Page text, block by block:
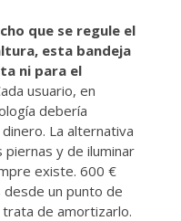
que se regule el
esta bandeja
ni para el
usuario, en
debería
La alternativa
y de iluminar
existe. 600 €
un punto de
de amortizarlo.